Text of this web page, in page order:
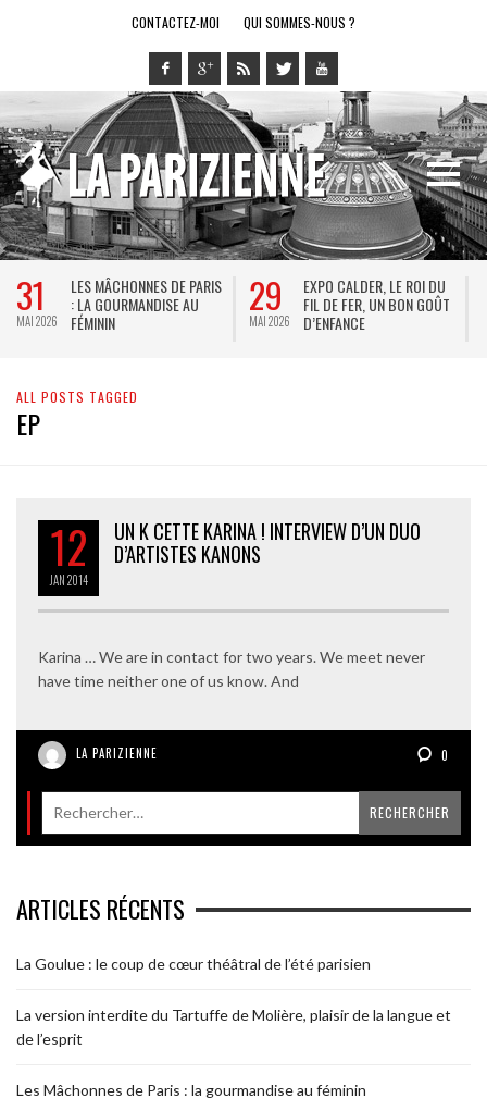
CONTACTEZ-MOI QUI SOMMES-NOUS ?
31
MAI 2026
LES MÂCHONNES DE PARIS
: LA GOURMANDISE AU
FÉMININ
29
MAI 2026
EXPO CALDER, LE ROI DU
FIL DE FER, UN BON GOÛT
D’ENFANCE
ALL POSTS TAGGED
EP
12
JAN2014
UN K CETTE KARINA ! INTERVIEW D’UN DUO
D’ARTISTES KANONS
Karina … We are in contact for two years. We meet never
have time neither one of us know. And
LA PARIZIENNE 0
ARTICLES RÉCENTS
La Goulue : le coup de cœur théâtral de l’été parisien
La version interdite du Tartuffe de Molière, plaisir de la langue et
de l’esprit
Les Mâchonnes de Paris : la gourmandise au féminin